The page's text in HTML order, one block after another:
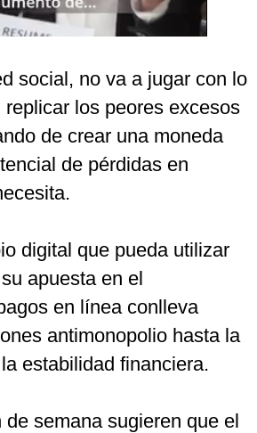
social, no va a jugar con lo
los peores excesos
de crear una moneda
de pérdidas en
digital que pueda utilizar
apuesta en el
en línea conlleva
antimonopolio hasta la
estabilidad financiera.
semana sugieren que el